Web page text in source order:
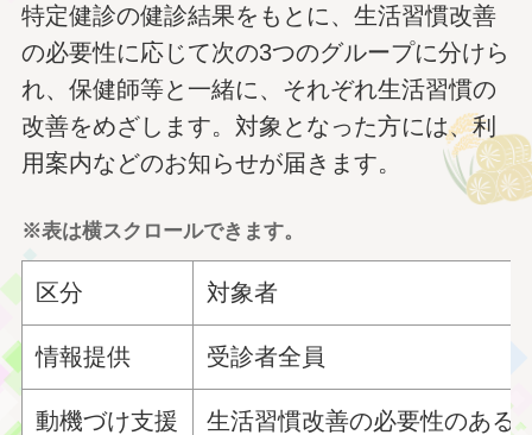
特定健診の健診結果をもとに、生活習慣改善
の必要性に応じて次の3つのグループに分けら
れ、保健師等と一緒に、それぞれ生活習慣の
改善をめざします。対象となった方には、利
用案内などのお知らせが届きます。
※表は横スクロールできます。
区分 対象者
情報提供 受診者全員
動機づけ支援 生活習慣改善の必要性のある